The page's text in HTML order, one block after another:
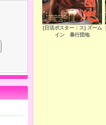
[日活ポスター：ス] ズーム
イン 暴行団地